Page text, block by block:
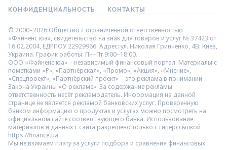
КОНФИДЕНЦИАЛЬНОСТЬ КОНТАКТЫ
© 2000–2026 Общество с ограниченной ответственностью
«Файненс.юа», свидетельство на знак для товаров и услуг № 37423 от
16.02.2004, ЕДРПОУ 22929966. Адрес: ул. Николая Гринченко, 4В, Киев,
Украина. График работы: Пн–Пт 9:00–18:00.
ООО «Файненс.юа» – независимый финансовый портал. Материалы с
пометками «Р», «Партнёрская», «Промо», «Акция», «Мнение»,
«Спецпроект», «Партнёрский проект» – это реклама в понимании
Закона Украины «О рекламе». За содержание рекламы
ответственность несёт рекламодатель. Информация на данной
странице не является рекламой банковских услуг. Проверенную
банком информацию о продуктах и услугах можно посмотреть на
официальном сайте соответствующего банка. Использование
материалов и данных с сайта разрешено только с гиперссылкой
https://finance.ua.
Мы не взимаем плату за услуги подбора и сравнения финансовых